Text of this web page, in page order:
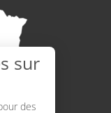
sur
des